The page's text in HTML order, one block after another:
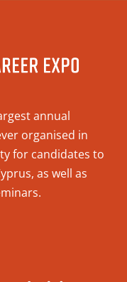
annual
organised in
for candidates to
as well as